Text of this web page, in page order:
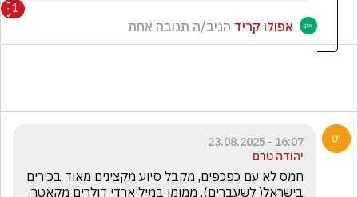
1
אפולו קריד הגיב/ה תגובה אחת
16:07 - 23.08.2025
יהודה טרם